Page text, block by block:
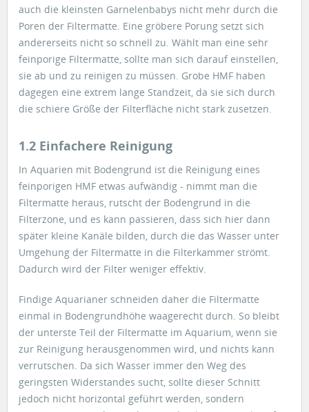
auch die kleinsten Garnelenbabys nicht mehr durch die
Poren der Filtermatte. Eine gröbere Porung setzt sich
andererseits nicht so schnell zu. Wählt man eine sehr
feinporige Filtermatte, sollte man sich darauf einstellen,
sie ab und zu reinigen zu müssen. Grobe HMF haben
dagegen eine extrem lange Standzeit, da sie sich durch
die schiere Größe der Filterfläche nicht stark zusetzen.
1.2 Einfachere Reinigung
In Aquarien mit Bodengrund ist die Reinigung eines
feinporigen HMF etwas aufwändig - nimmt man die
Filtermatte heraus, rutscht der Bodengrund in die
Filterzone, und es kann passieren, dass sich hier dann
später kleine Kanäle bilden, durch die das Wasser unter
Umgehung der Filtermatte in die Filterkammer strömt.
Dadurch wird der Filter weniger effektiv.
Findige Aquarianer schneiden daher die Filtermatte
einmal in Bodengrundhöhe waagerecht durch. So bleibt
der unterste Teil der Filtermatte im Aquarium, wenn sie
zur Reinigung herausgenommen wird, und nichts kann
verrutschen. Da sich Wasser immer den Weg des
geringsten Widerstandes sucht, sollte dieser Schnitt
jedoch nicht horizontal geführt werden, sondern